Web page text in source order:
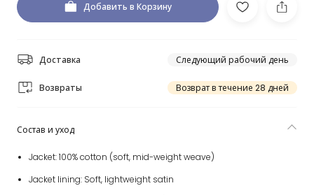
Добавить в Корзину
Доставка Следующий рабочий день
Возвраты Возврат в течение 28 дней
Состав и уход
Jacket: 100% cotton (soft, mid-weight weave)
Jacket lining: Soft, lightweight satin